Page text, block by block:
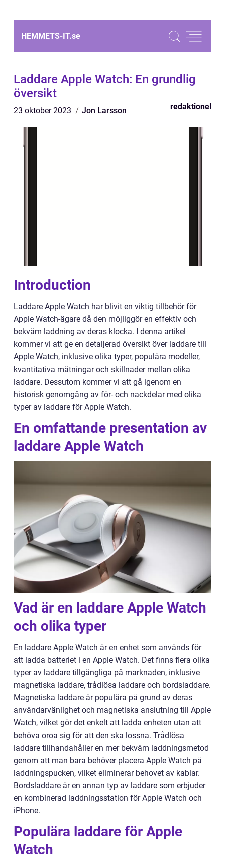
HEMMETS-IT.se
Laddare Apple Watch: En grundlig
översikt
23 oktober 2023 Jon Larsson redaktionel
Introduction
Laddare Apple Watch har blivit en viktig tillbehör för
Apple Watch-ägare då den möjliggör en effektiv och
bekväm laddning av deras klocka. I denna artikel
kommer vi att ge en detaljerad översikt över laddare till
Apple Watch, inklusive olika typer, populära modeller,
kvantitativa mätningar och skillnader mellan olika
laddare. Dessutom kommer vi att gå igenom en
historisk genomgång av för- och nackdelar med olika
typer av laddare för Apple Watch.
En omfattande presentation av
laddare Apple Watch
Vad är en laddare Apple Watch
och olika typer
En laddare Apple Watch är en enhet som används för
att ladda batteriet i en Apple Watch. Det finns flera olika
typer av laddare tillgängliga på marknaden, inklusive
magnetiska laddare, trådlösa laddare och bordsladdare.
Magnetiska laddare är populära på grund av deras
användarvänlighet och magnetiska anslutning till Apple
Watch, vilket gör det enkelt att ladda enheten utan att
behöva oroa sig för att den ska lossna. Trådlösa
laddare tillhandahåller en mer bekväm laddningsmetod
genom att man bara behöver placera Apple Watch på
laddningspucken, vilket eliminerar behovet av kablar.
Bordsladdare är en annan typ av laddare som erbjuder
en kombinerad laddningsstation för Apple Watch och
iPhone.
Populära laddare för Apple
Watch